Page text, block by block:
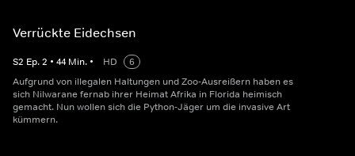
Verrückte Eidechsen
S2 Ep.2 • 44 Min. • HD
6
Aufgrund von illegalen Haltungen und Zoo-Ausreißern haben es
sich Nilwarane fernab ihrer Heimat Afrika in Florida heimisch
gemacht. Nun wollen sich die Python-Jäger um die invasive Art
kümmern.